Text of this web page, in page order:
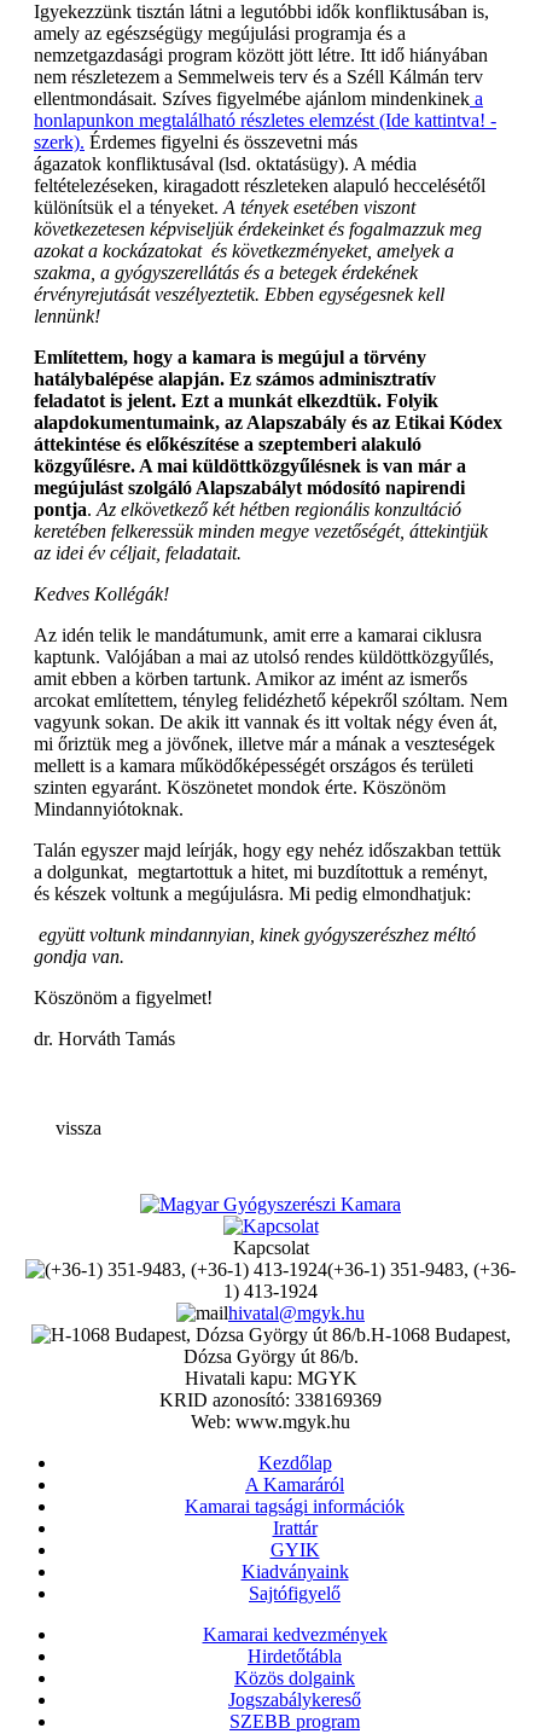
Igyekezzünk tisztán látni a legutóbbi idők konfliktusában is,
amely az egészségügy megújulási programja és a
nemzetgazdasági program között jött létre. Itt idő hiányában
nem részletezem a Semmelweis terv és a Széll Kálmán terv
ellentmondásait. Szíves figyelmébe ajánlom mindenkinek a
honlapunkon megtalálható részletes elemzést (Ide kattintva! -
szerk). Érdemes figyelni és összevetni más
ágazatok konfliktusával (lsd. oktatásügy). A média
feltételezéseken, kiragadott részleteken alapuló heccelésétől
különítsük el a tényeket. A tények esetében viszont
következetesen képviseljük érdekeinket és fogalmazzuk meg
azokat a kockázatokat és következményeket, amelyek a
szakma, a gyógyszerellátás és a betegek érdekének
érvényrejutását veszélyeztetik. Ebben egységesnek kell
lennünk!
Említettem, hogy a kamara is megújul a törvény
hatálybalépése alapján. Ez számos adminisztratív
feladatot is jelent. Ezt a munkát elkezdtük. Folyik
alapdokumentumaink, az Alapszabály és az Etikai Kódex
áttekintése és előkészítése a szeptemberi alakuló
közgyűlésre. A mai küldöttközgyűlésnek is van már a
megújulást szolgáló Alapszabályt módosító napirendi
pontja. Az elkövetkező két hétben regionális konzultáció
keretében felkeressük minden megye vezetőségét, áttekintjük
az idei év céljait, feladatait.
Kedves Kollégák!
Az idén telik le mandátumunk, amit erre a kamarai ciklusra
kaptunk. Valójában a mai az utolsó rendes küldöttközgyűlés,
amit ebben a körben tartunk. Amikor az imént az ismerős
arcokat említettem, tényleg felidézhető képekről szóltam. Nem
vagyunk sokan. De akik itt vannak és itt voltak négy éven át,
mi őriztük meg a jövőnek, illetve már a mának a veszteségek
mellett is a kamara működőképességét országos és területi
szinten egyaránt. Köszönetet mondok érte. Köszönöm
Mindannyiótoknak.
Talán egyszer majd leírják, hogy egy nehéz időszakban tettük
a dolgunkat, megtartottuk a hitet, mi buzdítottuk a reményt,
és készek voltunk a megújulásra. Mi pedig elmondhatjuk:
együtt voltunk mindannyian, kinek gyógyszerészhez méltó
gondja van.
Köszönöm a figyelmet!
dr. Horváth Tamás
vissza
Kapcsolat
(+36-1) 351-9483, (+36-
1) 413-1924
hivatal@mgyk.hu
H-1068 Budapest,
Dózsa György út 86/b.
Hivatali kapu: MGYK
KRID azonosító: 338169369
Web: www.mgyk.hu
Kezdőlap
A Kamaráról
Kamarai tagsági információk
Irattár
GYIK
Kiadványaink
Sajtófigyelő
Kamarai kedvezmények
Hirdetőtábla
Közös dolgaink
Jogszabálykereső
SZEBB program